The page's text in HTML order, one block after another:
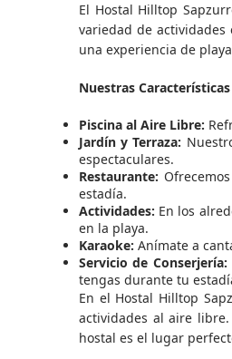
El Hostal Hilltop
variedad de
una experiencia de
Nuestras
Piscina al Aire Libre:
Jardín y Terraza:
espectaculares.
Restaurante:
estadía.
Actividades: En los
en la playa.
Karaoke: Anímate a
Servicio de Conserjería:
tengas durante tu
En el Hostal Hilltop
actividades al aire
hostal es el lugar